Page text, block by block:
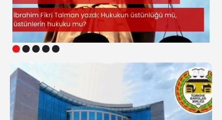
1 2 3 4 5